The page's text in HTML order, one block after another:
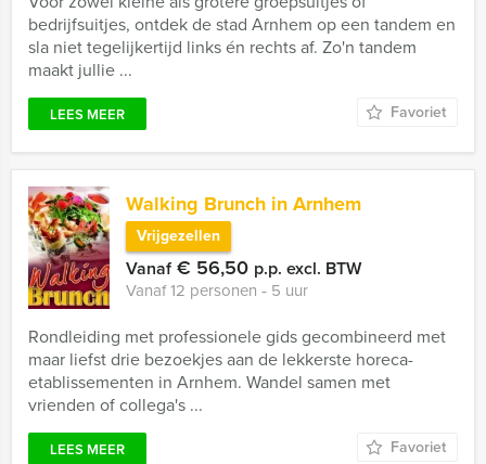
bedrijfsuitjes, ontdek de stad Arnhem op een tandem en
sla niet tegelijkertijd links én rechts af. Zo'n tandem
maakt jullie ...
LEES MEER Favoriet
Walking Brunch in Arnhem
Vrijgezellen
Vanaf€ 56,50 p.p. excl. BTW
Vanaf 12 personen ‐ 5 uur
Rondleiding met professionele gids gecombineerd met
maar liefst drie bezoekjes aan de lekkerste horeca-
etablissementen in Arnhem. Wandel samen met
vrienden of collega's ...
LEES MEER Favoriet